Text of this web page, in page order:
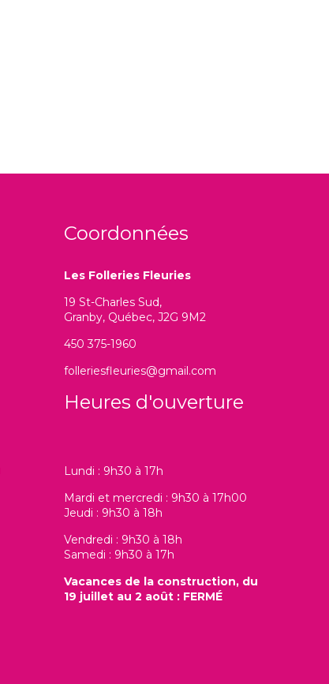
Coordonnées
Les Folleries Fleuries
19 St-Charles Sud,
Granby, Québec, J2G 9M2
450 375-1960
folleriesfleuries@gmail.com
Heures d'ouverture
Lundi : 9h30 à 17h
Mardi et mercredi : 9h30 à 17h00
Jeudi : 9h30 à 18h
Vendredi : 9h30 à 18h
Samedi : 9h30 à 17h
Vacances de la construction, du
19 juillet au 2 août : FERMÉ